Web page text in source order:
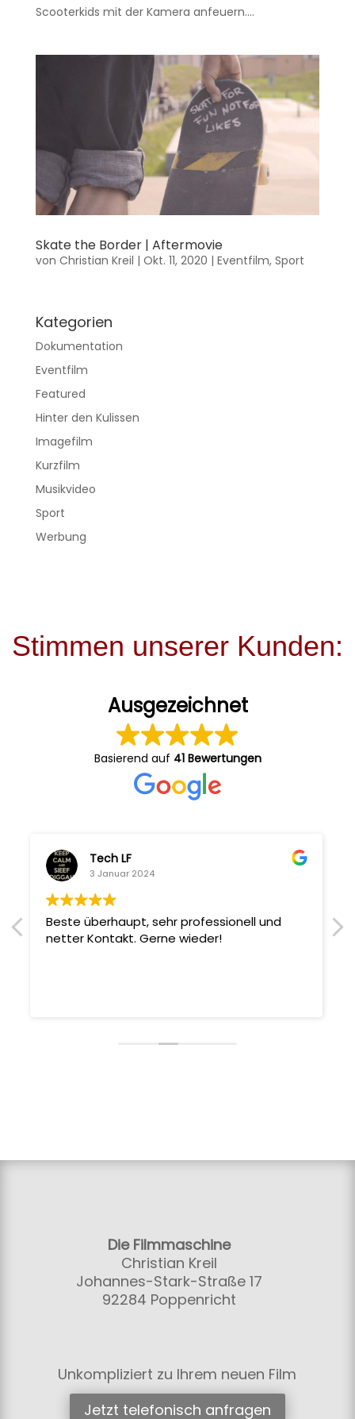
Scooterkids mit der Kamera anfeuern....
Skate the Border | Aftermovie
von Christian Kreil | Okt. 11, 2020 | Eventfilm, Sport
Kategorien
Dokumentation
Eventfilm
Featured
Hinter den Kulissen
Imagefilm
Kurzfilm
Musikvideo
Sport
Werbung
Stimmen unserer Kunden:
Ausgezeichnet
Basierend auf 41 Bewertungen
Tech LF
3 Januar 2024
Beste überhaupt, sehr professionell und
netter Kontakt. Gerne wieder!
Die Filmmaschine
Christian Kreil
Johannes-Stark-Straße 17
92284 Poppenricht
Unkompliziert zu Ihrem neuen Film
Jetzt telefonisch anfragen